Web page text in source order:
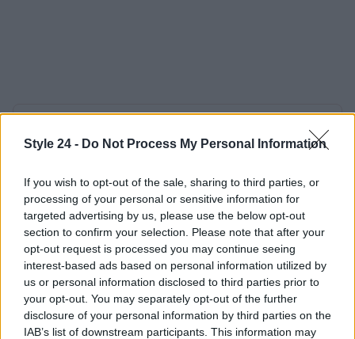
Style 24 - Do Not Process My Personal Information
If you wish to opt-out of the sale, sharing to third parties, or
processing of your personal or sensitive information for
targeted advertising by us, please use the below opt-out
section to confirm your selection. Please note that after your
opt-out request is processed you may continue seeing
interest-based ads based on personal information utilized by
us or personal information disclosed to third parties prior to
your opt-out. You may separately opt-out of the further
disclosure of your personal information by third parties on the
IAB’s list of downstream participants. This information may
Staff